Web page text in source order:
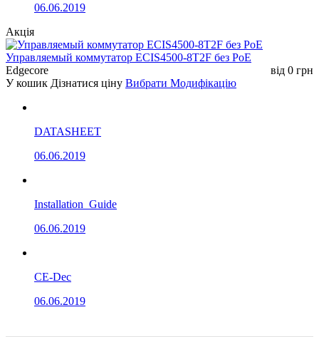
06.06.2019
Акція
Управляемый коммутатор ECIS4500-8T2F без РоЕ
Edgecore
від 0 грн
У кошик Дізнатися ціну Вибрати Модифікацію
DATASHEET
06.06.2019
Installation_Guide
06.06.2019
CE-Dec
06.06.2019